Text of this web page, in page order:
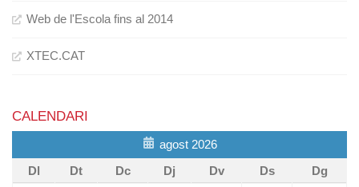
Web de l'Escola fins al 2014
XTEC.CAT
CALENDARI
agost 2026
Dl
Dt Dc Dj Dv Ds
Dg